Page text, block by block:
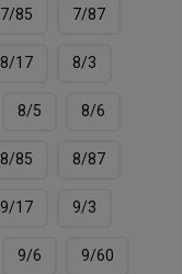
7/85 7/87
8/17 8/3
8/5 8/6
8/85 8/87
9/17 9/3
9/6 9/60